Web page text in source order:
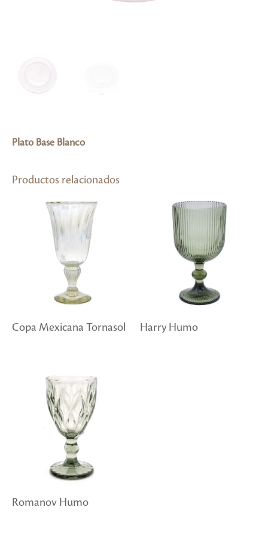
Plato Base Blanco
Productos relacionados
Copa Mexicana Tornasol Harry Humo
Romanov Humo